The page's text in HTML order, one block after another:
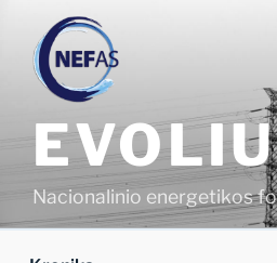
turinio
Nacionalinio energetikos